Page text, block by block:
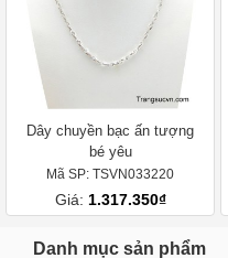
Dây chuyền bạc ấn tượng
bé yêu
Mã SP: TSVN033220
Giá: 1.317.350₫